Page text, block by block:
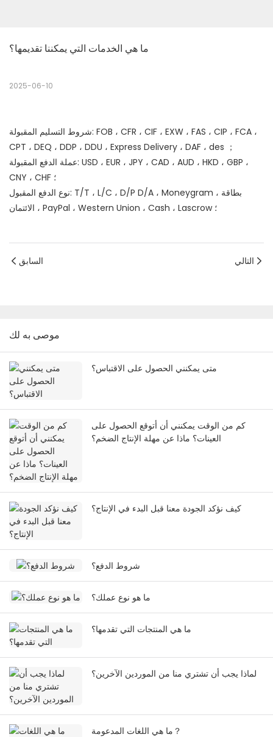
ما هي الخدمات التي يمكننا تقديمها؟
2025-06-10
شروط التسليم المقبولة: FOB ، CFR ، CIF ، EXW ، FAS ، CIP ، FCA ،
CPT ، DEQ ، DDP ، DDU ، Express Delivery ، DAF ، des ；
عملة الدفع المقبولة: USD ، EUR ، JPY ، CAD ، AUD ، HKD ، GBP ،
CNY ، CHF ؛
نوع الدفع المقبول: T/T ، L/C ، D/P D/A ، Moneygram ، بطاقة
الائتمان ، PayPal ، Western Union ، Cash ، Lascrow ؛
السابق التالي
موصى به لك
متى يمكنني الحصول على الاقتباس؟
كم من الوقت يمكنني أن أتوقع الحصول على
العينات؟ ماذا عن مهلة الإنتاج الضخم؟
كيف نؤكد الجودة معنا قبل البدء في الإنتاج؟
شروط الدفع؟
ما هو نوع عملك؟
ما هي المنتجات التي تقدمها؟
لماذا يجب أن تشتري منا من الموردين الآخرين؟
ما هي اللغات المدعومة？